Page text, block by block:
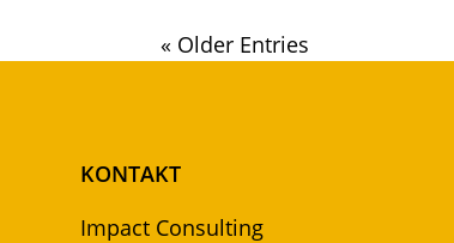
« Older Entries
KONTAKT
Impact Consulting